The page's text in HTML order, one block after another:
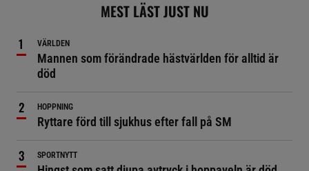
MEST LÄST JUST NU
VÄRLDEN
Mannen som förändrade hästvärlden för alltid är
död
HOPPNING
Ryttare förd till sjukhus efter fall på SM
SPORTNYTT